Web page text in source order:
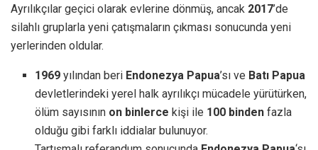
Ayrılıkçılar geçici olarak evlerine dönmüş, ancak 2017’de
silahlı gruplarla yeni çatışmaların çıkması sonucunda yeni
yerlerinden oldular.
1969 yılından beri Endonezya Papua’sı ve Batı Papua
devletlerindeki yerel halk ayrılıkçı mücadele yürütürken,
ölüm sayısının on binlerce kişi ile 100 binden fazla
olduğu gibi farklı iddialar bulunuyor.